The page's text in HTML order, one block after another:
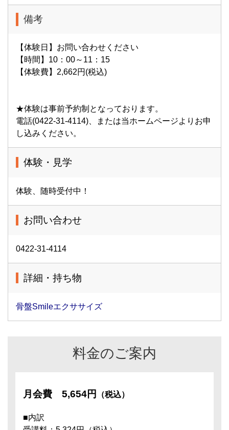
備考
【体験日】お問い合わせください
【時間】10：00～11：15
【体験費】2,662円(税込)
★体験は事前予約制となっております。
電話(0422-31-4114)、または当ホームページよりお申
し込みください。
体験・見学
体験、随時受付中！
お問い合わせ
0422-31-4114
詳細・持ち物
骨盤Smileエクササイズ
料金のご案内
月会費 5,654円 （税込）
■内訳